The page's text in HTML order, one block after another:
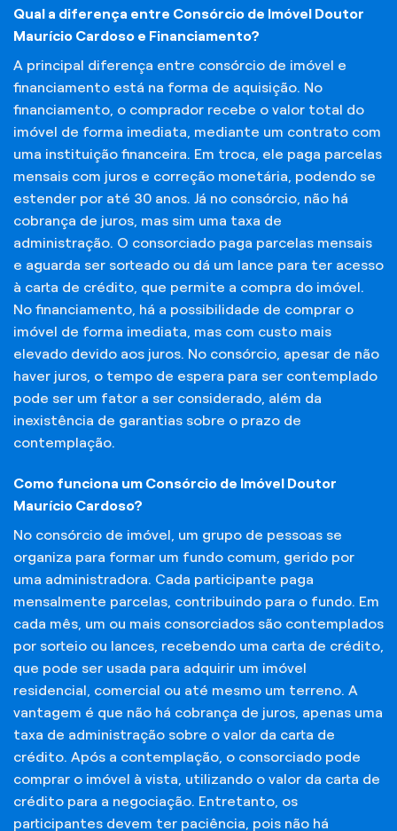
Qual a diferença entre Consórcio de Imóvel Doutor
Maurício Cardoso e Financiamento?
A principal diferença entre consórcio de imóvel e
financiamento está na forma de aquisição. No
financiamento, o comprador recebe o valor total do
imóvel de forma imediata, mediante um contrato com
uma instituição financeira. Em troca, ele paga parcelas
mensais com juros e correção monetária, podendo se
estender por até 30 anos. Já no consórcio, não há
cobrança de juros, mas sim uma taxa de
administração. O consorciado paga parcelas mensais
e aguarda ser sorteado ou dá um lance para ter acesso
à carta de crédito, que permite a compra do imóvel.
No financiamento, há a possibilidade de comprar o
imóvel de forma imediata, mas com custo mais
elevado devido aos juros. No consórcio, apesar de não
haver juros, o tempo de espera para ser contemplado
pode ser um fator a ser considerado, além da
inexistência de garantias sobre o prazo de
contemplação.
Como funciona um Consórcio de Imóvel Doutor
Maurício Cardoso?
No consórcio de imóvel, um grupo de pessoas se
organiza para formar um fundo comum, gerido por
uma administradora. Cada participante paga
mensalmente parcelas, contribuindo para o fundo. Em
cada mês, um ou mais consorciados são contemplados
por sorteio ou lances, recebendo uma carta de crédito,
que pode ser usada para adquirir um imóvel
residencial, comercial ou até mesmo um terreno. A
vantagem é que não há cobrança de juros, apenas uma
taxa de administração sobre o valor da carta de
crédito. Após a contemplação, o consorciado pode
comprar o imóvel à vista, utilizando o valor da carta de
crédito para a negociação. Entretanto, os
participantes devem ter paciência, pois não há